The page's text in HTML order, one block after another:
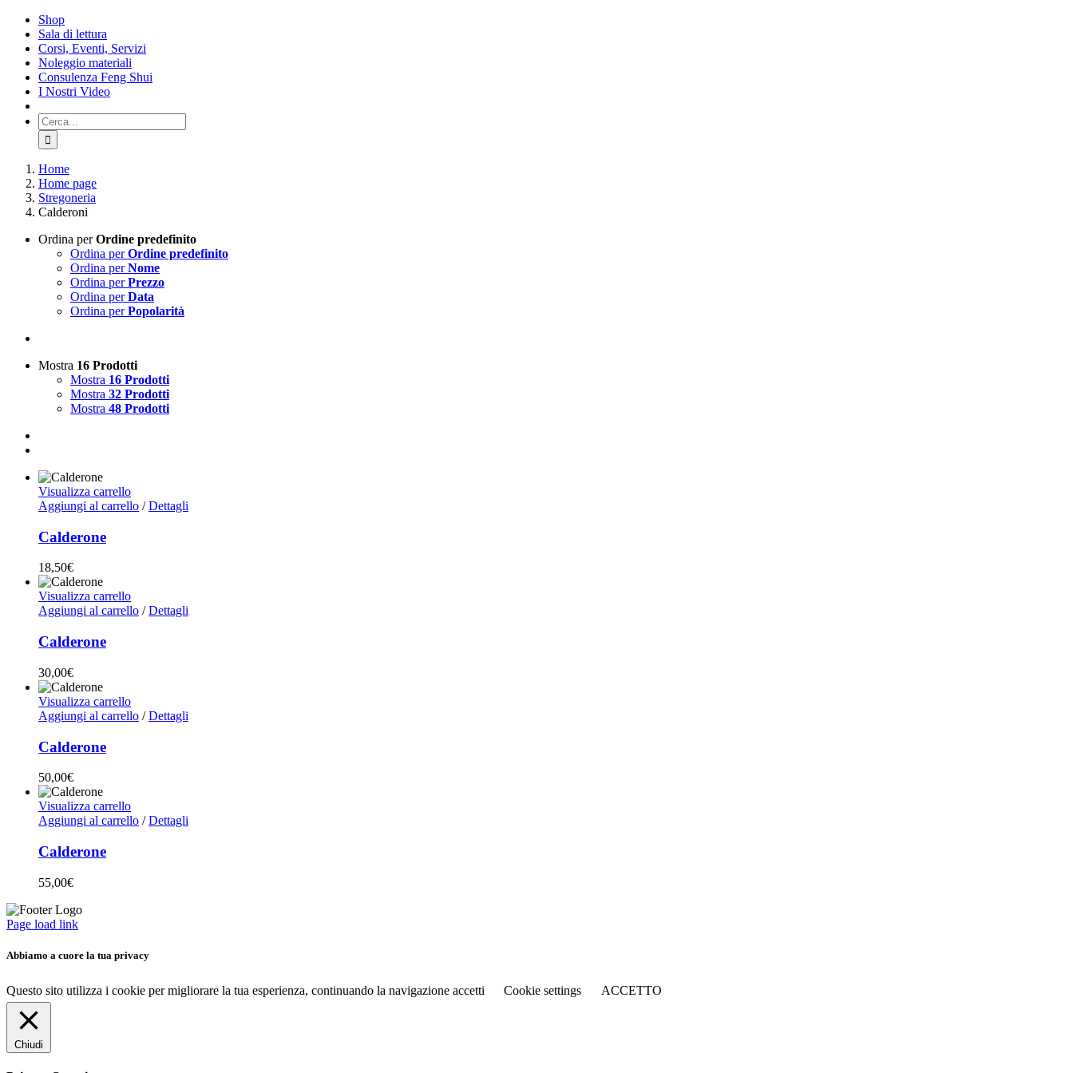
Salta
contenuto
Shop
Sala di lettura
Corsi, Eventi, Servizi
Noleggio materiali
Consulenza Feng Shui
I Nostri Video
Cerca
per:
Home
Home page
Stregoneria
Calderoni
Ordina perOrdine predefinito
Ordina perOrdine predefinito
Ordina perNome
Ordina perPrezzo
Ordina perData
Ordina perPopolarità
Mostra 16 Prodotti
Mostra 16 Prodotti
Mostra 32 Prodotti
Mostra 48 Prodotti
Visualizza carrello
Aggiungi al carrello / Dettagli
Calderone
18,50€
Visualizza carrello
Aggiungi al carrello / Dettagli
Calderone
30,00€
Visualizza carrello
Aggiungi al carrello / Dettagli
Calderone
50,00€
Visualizza carrello
Aggiungi al carrello / Dettagli
Calderone
55,00€
Page load link
Abbiamo a cuore la tua privacy
Questo sito utilizza i cookie per migliorare la tua esperienza, continuando la navigazione accetti Cookie settings ACCETTO
Chiudi